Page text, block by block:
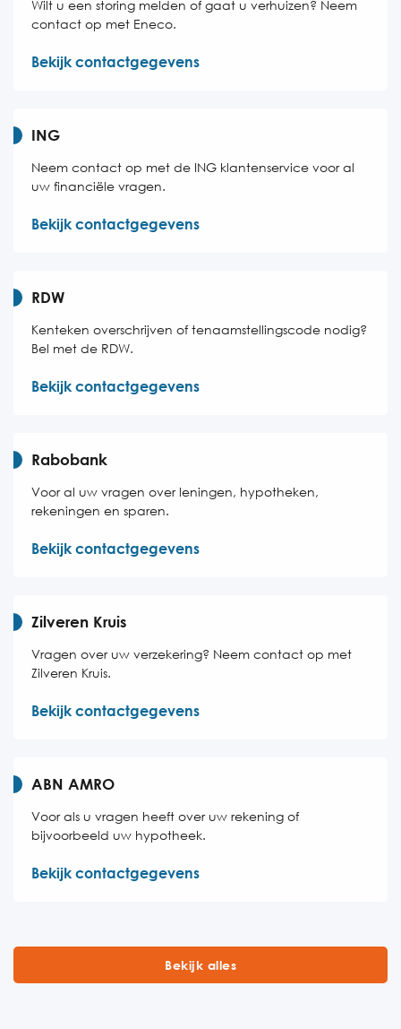
Wilt u een storing melden of gaat u verhuizen? Neem
contact op met Eneco.
Bekijk contactgegevens
ING
Neem contact op met de ING klantenservice voor al
uw financiële vragen.
Bekijk contactgegevens
RDW
Kenteken overschrijven of tenaamstellingscode nodig?
Bel met de RDW.
Bekijk contactgegevens
Rabobank
Voor al uw vragen over leningen, hypotheken,
rekeningen en sparen.
Bekijk contactgegevens
Zilveren Kruis
Vragen over uw verzekering? Neem contact op met
Zilveren Kruis.
Bekijk contactgegevens
ABN AMRO
Voor als u vragen heeft over uw rekening of
bijvoorbeeld uw hypotheek.
Bekijk contactgegevens
Bekijk alles